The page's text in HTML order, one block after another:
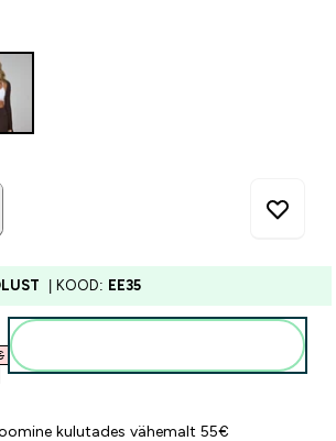
| KOOD: EE35
price
kulutades vähemalt 55€